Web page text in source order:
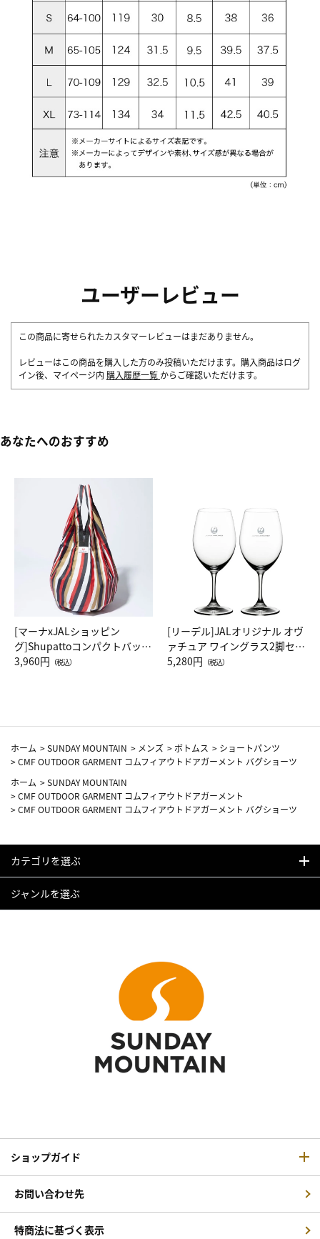
ユーザーレビュー
この商品に寄せられたカスタマーレビューはまだありません。
レビューはこの商品を購入した方のみ投稿いただけます。購入商品はログ
イン後、マイページ内 購入履歴一覧 からご確認いただけます。
あなたへのおすすめ
[マーナxJALショッピン
グ]Shupattoコンパクトバッグ
Drop JAL客室乗務員（LC）ス
3,960円 （税込）
[リーデル]JALオリジナル オヴ
ァチュア ワイングラス2脚セッ
ト（レッドワイン）
5,280円 （税込）
ホーム >SUNDAY MOUNTAIN > メンズ > ボトムス > ショートパンツ
>CMF OUTDOOR GARMENT コムフィアウトドアガーメント バグショーツ
ホーム >SUNDAY MOUNTAIN
>CMF OUTDOOR GARMENT コムフィアウトドアガーメント
>CMF OUTDOOR GARMENT コムフィアウトドアガーメント バグショーツ
カテゴリを選ぶ
ジャンルを選ぶ
ショップガイド
お問い合わせ先
特商法に基づく表示